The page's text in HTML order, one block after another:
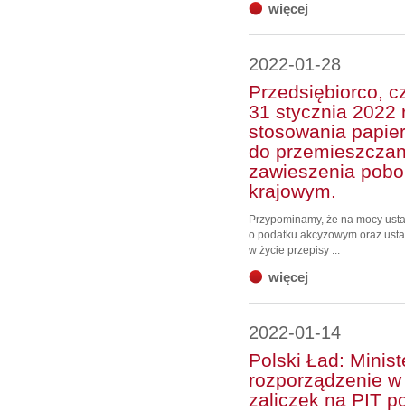
więcej
2022-01-28
Przedsiębiorco,
31 stycznia 2022
stosowania
do
zawieszenia
krajowym.
Przypominamy, że na mocy
o podatku akcyzowym oraz
w życie przepisy ...
więcej
2022-01-14
Polski Ład:
rozporządzenie
zaliczek na PIT